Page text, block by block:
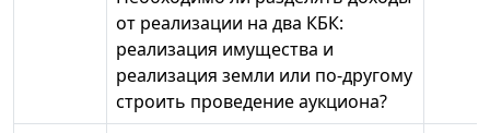
от реализации на два КБК:
реализация имущества и
реализация земли или по-другому
строить проведение аукциона?